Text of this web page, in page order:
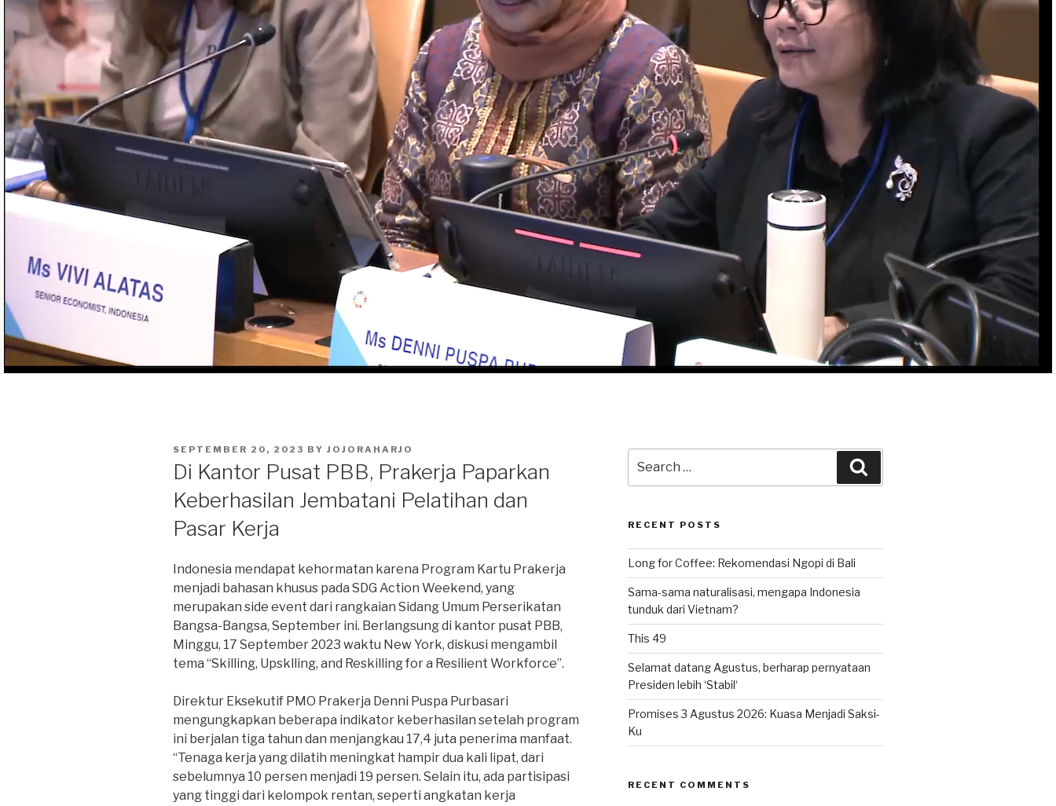
POSTED
SEPTEMBER 20, 2023 BY JOJORAHARJO
Di Kantor Pusat PBB, Prakerja Paparkan
Keberhasilan Jembatani Pelatihan dan
Pasar Kerja
Indonesia mendapat kehormatan karena Program Kartu Prakerja
menjadi bahasan khusus pada SDG Action Weekend, yang
merupakan side event dari rangkaian Sidang Umum Perserikatan
Bangsa-Bangsa, September ini. Berlangsung di kantor pusat PBB,
Minggu, 17 September 2023 waktu New York, diskusi mengambil
tema “Skilling, Upsklling, and Reskilling for a Resilient Workforce”.
Direktur Eksekutif PMO Prakerja Denni Puspa Purbasari
mengungkapkan beberapa indikator keberhasilan setelah program
ini berjalan tiga tahun dan menjangkau 17,4 juta penerima manfaat.
“Tenaga kerja yang dilatih meningkat hampir dua kali lipat, dari
sebelumnya 10 persen menjadi 19 persen. Selain itu, ada partisipasi
yang tinggi dari kelompok rentan, seperti angkatan kerja
for:
RECENT POSTS
Long for Coffee: Rekomendasi Ngopi di Bali
Sama-sama naturalisasi, mengapa Indonesia
tunduk dari Vietnam?
This 49
Selamat datang Agustus, berharap pernyataan
Presiden lebih ‘Stabil‘
Promises 3 Agustus 2026: Kuasa Menjadi Saksi-
Ku
RECENT COMMENTS